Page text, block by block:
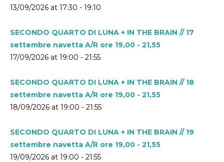
13/09/2026 at 17:30 - 19:10
SECONDO QUARTO DI LUNA + IN THE BRAIN // 17
settembre navetta A/R ore 19,00 - 21,55
17/09/2026 at 19:00 - 21:55
SECONDO QUARTO DI LUNA + IN THE BRAIN // 18
settembre navetta A/R ore 19,00 - 21,55
18/09/2026 at 19:00 - 21:55
SECONDO QUARTO DI LUNA + IN THE BRAIN // 19
settembre navetta A/R ore 19,00 - 21,55
19/09/2026 at 19:00 - 21:55